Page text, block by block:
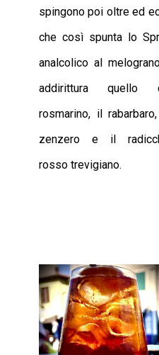
spingono poi oltre ed
che così spunta lo
analcolico al
addirittura quello
rosmarino, il
zenzero e il
rosso trevigiano.